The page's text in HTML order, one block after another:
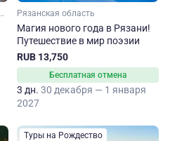
Рязанская область, Московская область Рязанская область
Магия нового года в Рязани!
Путешествие в мир поэзии
RUB 13,750
Бесплатная отмена
3 дн. 30 декабря — 1 января
2027
Туры на Рождество